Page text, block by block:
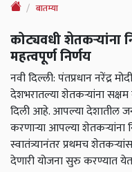
बातम्या
कोट्यवधी शेतकऱ्यांना
महत्वपूर्ण निर्णय
नवी दिल्ली: पंतप्रधान नरेंद्र
देशभरातल्या शेतकऱ्यांना सक्षम
दिली आहे. आपल्या देशातील
करणाऱ्या आपल्या शेतकऱ्यांना
स्वातंत्र्यानंतर प्रथमच
देणारी योजना सुरु करण्यात